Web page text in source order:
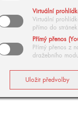
Virtuální
Virtuální
přímo do stránek
Přímý přenos
Přímý přenos z
dražebního